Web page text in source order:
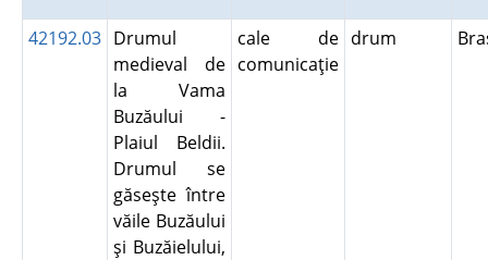
42192.03 Drumul
medieval de
la Vama
Buzăului -
Plaiul Beldii.
Drumul se
găseşte între
văile Buzăului
şi Buzăielului,
cale de
comunicaţie
drum